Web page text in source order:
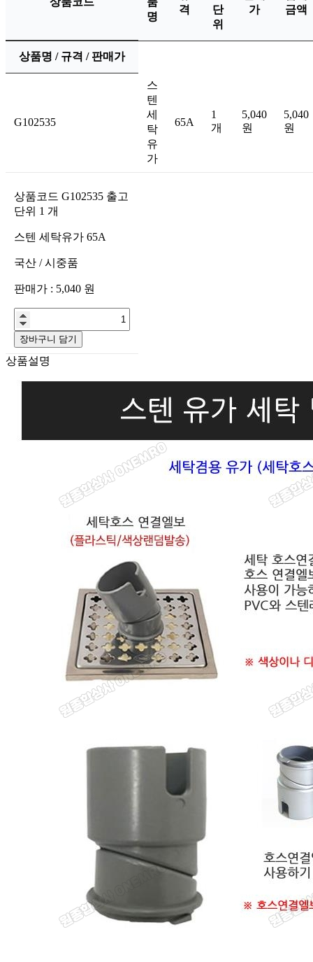
명
격
단
위
가
금액
상품명 / 규격 / 판매가
G102535
스
텐
세
탁
유
가
65A
1
개
5,040
원
5,040
원
상품코드 G102535 출고
단위 1 개
스텐 세탁유가 65A
국산 / 시중품
판매가 : 5,040 원
장바구니 담기
상품설명